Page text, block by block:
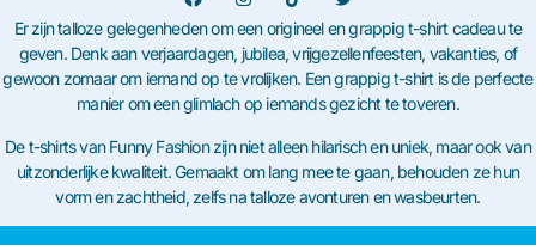
Er zijn talloze gelegenheden om een origineel en grappig t-shirt cadeau te
geven. Denk aan verjaardagen, jubilea, vrijgezellenfeesten, vakanties, of
gewoon zomaar om iemand op te vrolijken. Een grappig t-shirt is de perfecte
manier om een glimlach op iemands gezicht te toveren.
De t-shirts van Funny Fashion zijn niet alleen hilarisch en uniek, maar ook van
uitzonderlijke kwaliteit. Gemaakt om lang mee te gaan, behouden ze hun
vorm en zachtheid, zelfs na talloze avonturen en wasbeurten.